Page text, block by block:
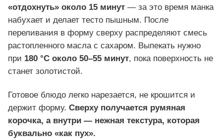
«отдохнуть» около 15 минут — за это время манка
набухает и делает тесто пышным. После
переливания в форму сверху распределяют смесь
растопленного масла с сахаром. Выпекать нужно
при 180 °C около 50–55 минут, пока поверхность не
станет золотистой.
Готовое блюдо легко нарезается, не крошится и
держит форму. Сверху получается румяная
корочка, а внутри — нежная текстура, которая
буквально «как пух».